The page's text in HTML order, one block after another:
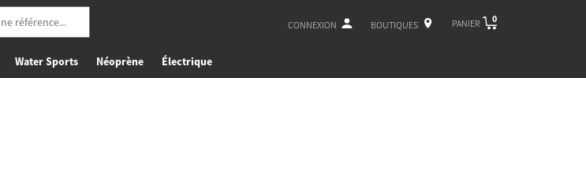
CONNEXION BOUTIQUES PANIER 0
Water Sports Néoprène Électrique